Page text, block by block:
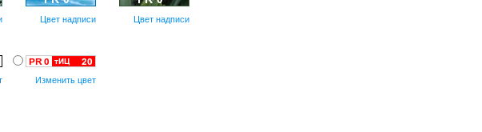
Цвет надписи Цвет надписи
Изменить цвет